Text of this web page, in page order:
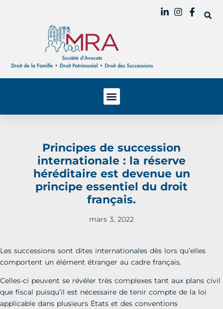
Principes de succession
internationale : la réserve
héréditaire est devenue un
principe essentiel du droit
français.
mars 3, 2022
Les successions sont dites internationales dès lors qu’elles
comportent un élément étranger au cadre français.
Celles-ci peuvent se révéler très complexes tant aux plans civil
que fiscal puisqu’il est nécessaire de tenir compte de la loi
applicable dans plusieurs États et des conventions